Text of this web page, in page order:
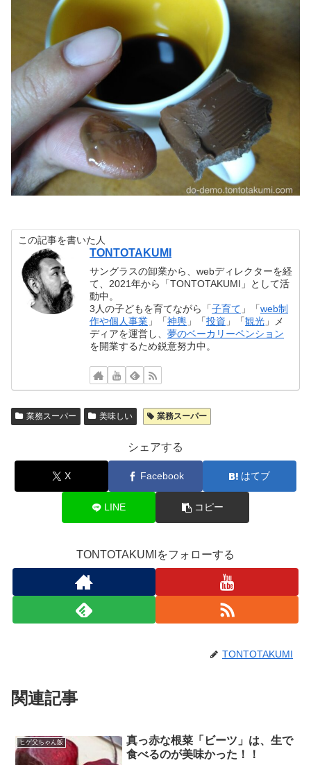
この記事を書いた人
TONTOTAKUMI
サングラスの卸業から、webディレクターを経
て、2021年から「TONTOTAKUMI」として活
動中。
3人の子どもを育てながら「子育て 」「web制
作や個人事業 」「神輿 」「投資 」「観光 」メ
ディアを運営し、夢のベーカリーペンション
を開業するため鋭意努力中。
業務スーパー 美味しい 業務スーパー
シェアする
X Facebook はてブ
LINE コピー
TONTOTAKUMIをフォローする
TONTOTAKUMI
関連記事
ヒゲ父ちゃん飯
真っ赤な根菜「ビーツ」は、生で
食べるのが美味かった！！